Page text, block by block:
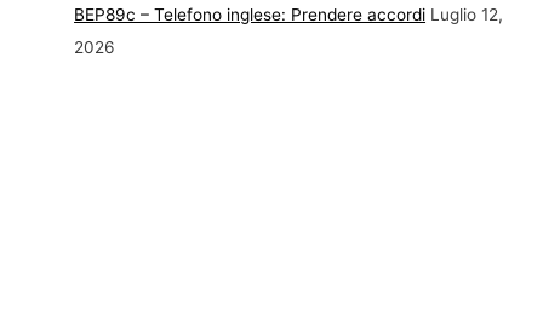
BEP89c – Telefono inglese: Prendere accordi Luglio 12,
2026